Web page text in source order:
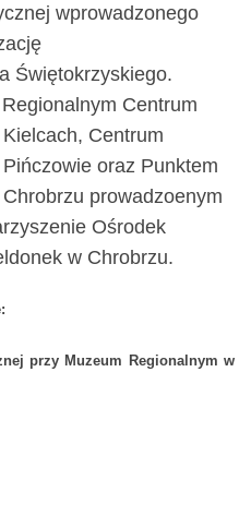
wprowadzonego
Świętokrzyskiego.
Regionalnym Centrum
Centrum
oraz Punktem
prowadzoenym
Ośrodek
w Chrobrzu.
przy Muzeum Regionalnym w